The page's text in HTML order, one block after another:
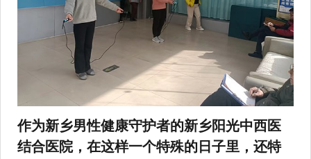
作为新乡男性健康守护者的新乡阳光中西医
结合医院，在这样一个特殊的日子里，还特